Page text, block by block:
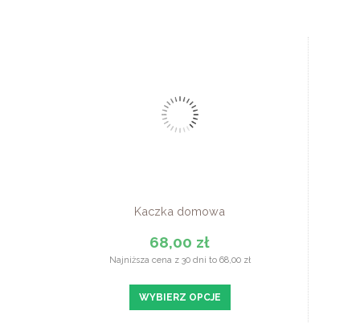
Kaczka domowa
68,00 zł
Najniższa cena z 30 dni to 68,00 zł
WYBIERZ OPCJE